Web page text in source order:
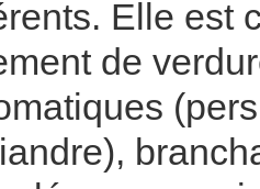
Elle est
de